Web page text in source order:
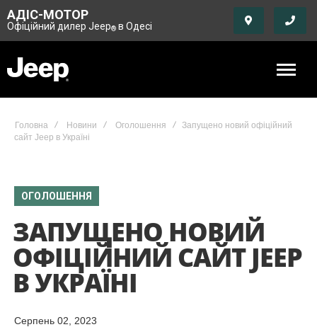
АДІС-МОТОР
Офіційний дилер Jeep® в Одесі
Головна Новини Оголошення
Запущено новий офіційний
сайт Jeep в Україні
ОГОЛОШЕННЯ
ЗАПУЩЕНО НОВИЙ
ОФІЦІЙНИЙ САЙТ JEEP
В УКРАЇНІ
Серпень 02, 2023